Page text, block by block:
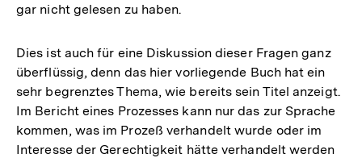
gar nicht gelesen zu haben.
Dies ist auch für eine Diskussion dieser Fragen ganz
überflüssig, denn das hier vorliegende Buch hat ein
sehr begrenztes Thema, wie bereits sein Titel anzeigt.
Im Bericht eines Prozesses kann nur das zur Sprache
kommen, was im Prozeß verhandelt wurde oder im
Interesse der Gerechtigkeit hätte verhandelt werden